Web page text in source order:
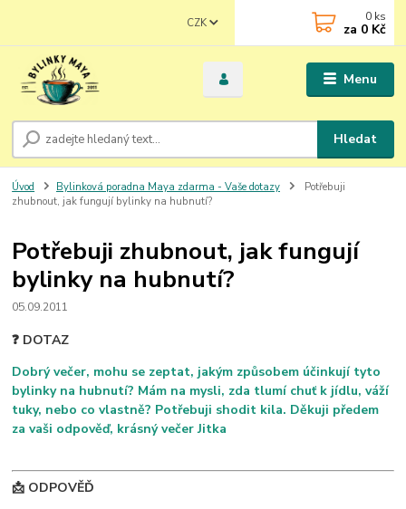
Menu
CZK
Hledat
0 ks
za 0 Kč
Úvod Bylinková poradna Maya zdarma - Vaše dotazy
Potřebuji
zhubnout, jak fungují bylinky na hubnutí?
Potřebuji zhubnout, jak fungují
bylinky na hubnutí?
05.09.2011
❓ DOTAZ
Dobrý večer, mohu se zeptat, jakým způsobem účinkují tyto
bylinky na hubnutí? Mám na mysli, zda tlumí chuť k jídlu, váží
tuky, nebo co vlastně? Potřebuji shodit kila. Děkuji předem
za vaši odpověď, krásný večer Jitka
📩 ODPOVĚĎ